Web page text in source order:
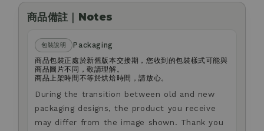
商品備註｜Notes
包裝說明
Packaging
商品包裝正處於新舊版本交接期，您收到的包裝樣式可能與
商品圖片不同，敬請理解。
商品上架時間不等於烘焙時間，請放心。
During the transition between old and new
packaging designs, the product you receive
may differ from the image shown. Thank you